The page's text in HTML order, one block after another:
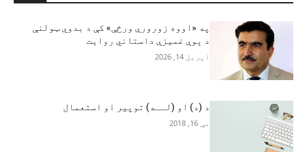
په «اووه زورورې ورځې» کې د بدوي ټولنې
د ېوې غمیزې داستاني روایت
اپریل 14, 2026
د (د) او (لــه) توپير او استعمال
مې 16, 2018